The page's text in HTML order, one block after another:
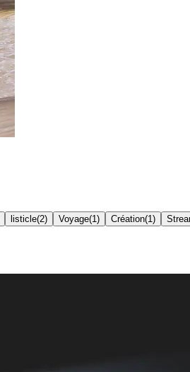
listicle(2) Voyage(1 ) Création(1 )